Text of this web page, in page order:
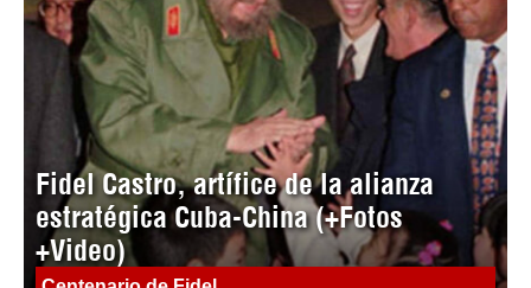
Fidel Castro, artífice de la alianza
estratégica Cuba-China (+Fotos
+Video)